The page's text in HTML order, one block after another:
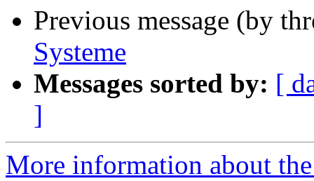
Previous message (by
Systeme
Messages sorted by: [
]
More information about